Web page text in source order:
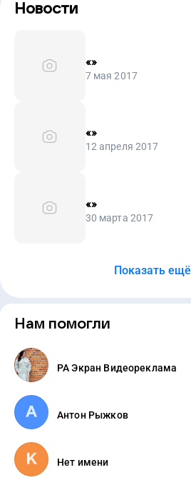
Новости
«»
7 мая 2017
«»
12 апреля 2017
«»
30 марта 2017
Показать ещё
Нам помогли
РА Экран Видеореклама
Антон Рыжков
Нет имени